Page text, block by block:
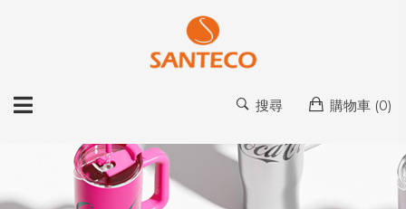
搜尋 購物車 (0)